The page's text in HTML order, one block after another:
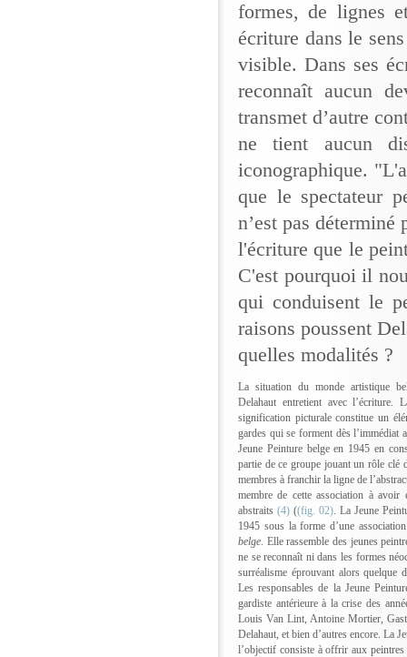
formes, de lignes
écriture dans le
visible. Dans ses
reconnaît aucun
transmet d’autre
ne tient aucun
iconographique.
que le spectateur
n’est pas
l'écriture que le
C'est pourquoi il
qui conduisent le
raisons poussent
quelles modalités ?
La situation du monde artistique
Delahaut entretient avec
signification picturale constitue un
gardes qui se forment dès l’immédiat
Jeune Peinture belge en 1945 en
partie de ce groupe jouant un rôle clé
membres à franchir la ligne de
membre de cette association à
abstraits (4) ((fig. 02). La Jeune
1945 sous la forme d’une
belge. Elle rassemble des jeunes
ne se reconnaît ni dans les formes
surréalisme éprouvant alors quelque
Les responsables de la Jeune
gardiste antérieure à la crise des
Louis Van Lint, Antoine Mortier,
Delahaut, et bien d’autres encore. La
l’objectif consiste à offrir aux peintres